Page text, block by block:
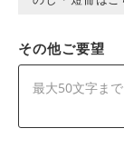
その他ご要望